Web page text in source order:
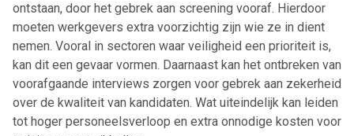
ontstaan, door het gebrek aan screening vooraf. Hierdoor
moeten werkgevers extra voorzichtig zijn wie ze in dient
nemen. Vooral in sectoren waar veiligheid een prioriteit is,
kan dit een gevaar vormen. Daarnaast kan het ontbreken van
voorafgaande interviews zorgen voor gebrek aan zekerheid
over de kwaliteit van kandidaten. Wat uiteindelijk kan leiden
tot hoger personeelsverloop en extra onnodige kosten voor